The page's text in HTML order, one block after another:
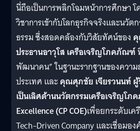
นี่ถือเป็นการพลิกโฉมหน้าการศึกษา โ
วิชาการเข้ากับโลกธุรกิจจริงและนวัต
ธรรม ซึ่งสอดคล้องกับวิสัยทัศน์ของ
ประธานอาวุโส เครือเจริญโภคภัณฑ์
พัฒนาคน” ในฐานะรากฐานของควา
ประเทศ และคุณศุภชัย เจียรวนนท์
เป็นเลิศด้านนวัตกรรมเครือเจริญโ
Excellence (CP COE)เพื่อยกระดับเ
Tech-Driven Company และเชื่อมอ